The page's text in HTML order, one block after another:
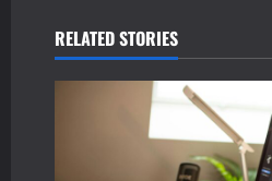
n
a
RELATED STORIES